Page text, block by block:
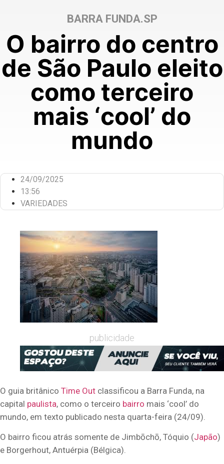
BARRA FUNDA.SP
O bairro do centro
de São Paulo eleito
como terceiro
mais ‘cool’ do
mundo
24/09/2025
13:56
VARIEDADES
publicidade
O guia britânico Time Out classificou a Barra Funda, na
capital paulista, como o terceiro bairro mais ‘cool’ do
mundo, em texto publicado nesta quarta-feira (24/09).
O bairro ficou atrás somente de Jimbōchō, Tóquio (Japão)
e Borgerhout, Antuérpia (Bélgica).